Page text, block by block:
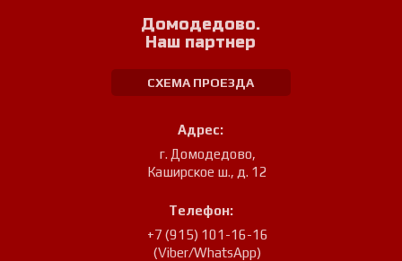
Домодедово.
Наш партнер
СХЕМА ПРОЕЗДА
Адрес:
г. Домодедово,
Каширское ш., д. 12
Телефон:
+7 (915) 101-16-16
(Viber/WhatsApp)